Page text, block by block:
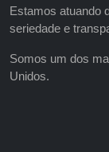
Estamos atuando
seriedade e
Somos um dos
Unidos.